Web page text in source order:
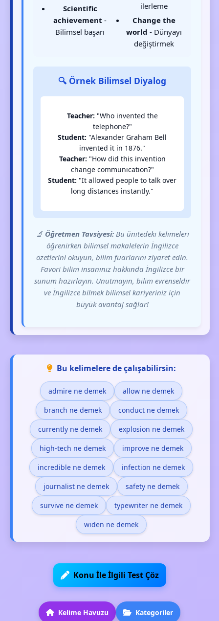
Scientific
achievement -
Bilimsel başarı
ilerleme
Change the
world - Dünyayı
değiştirmek
🔍 Örnek Bilimsel Diyalog
Teacher: "Who invented the
telephone?"
Student: "Alexander Graham Bell
invented it in 1876."
Teacher: "How did this invention
change communication?"
Student: "It allowed people to talk over
long distances instantly."
🔬 Öğretmen Tavsiyesi:Bu ünitedeki kelimeleri
öğrenirken bilimsel makalelerin İngilizce
özetlerini okuyun, bilim fuarlarını ziyaret edin.
Favori bilim insanınız hakkında İngilizce bir
sunum hazırlayın. Unutmayın, bilim evrenseldir
ve İngilizce bilmek bilimsel kariyeriniz için
büyük avantaj sağlar!
Bu kelimelere de çalışabilirsin:
admire ne demek allow ne demek
branch ne demek conduct ne demek
currently ne demek explosion ne demek
high-tech ne demek improve ne demek
incredible ne demek infection ne demek
journalist ne demek safety ne demek
survive ne demek typewriter ne demek
widen ne demek
Konu İle İlgili Test Çöz
Kelime Havuzu Kategoriler